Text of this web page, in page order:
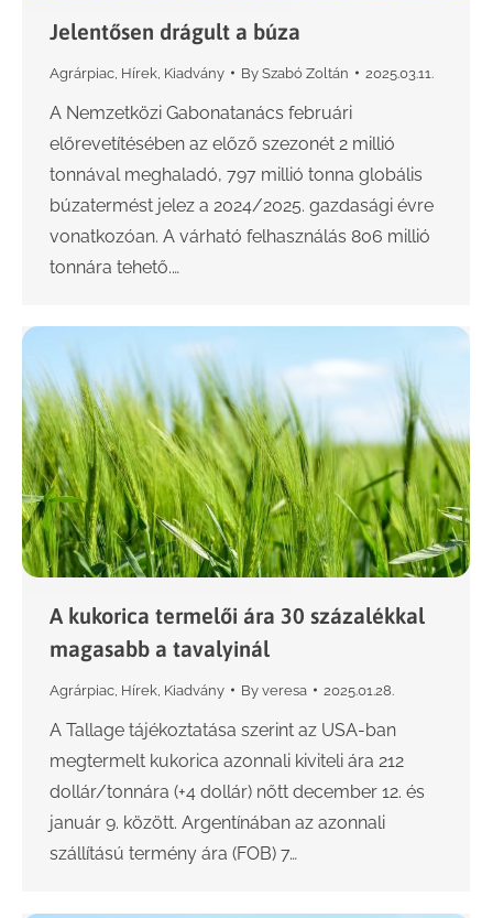
Jelentősen drágult a búza
Agrárpiac Hírek Kiadvány By Szabó Zoltán 2025.03.11.
A Nemzetközi Gabonatanács februári
előrevetítésében az előző szezonét 2 millió
tonnával meghaladó, 797 millió tonna globális
búzatermést jelez a 2024/2025. gazdasági évre
vonatkozóan. A várható felhasználás 806 millió
tonnára tehető.…
A kukorica termelői ára 30 százalékkal
magasabb a tavalyinál
Agrárpiac Hírek Kiadvány By veresa 2025.01.28.
A Tallage tájékoztatása szerint az USA-ban
megtermelt kukorica azonnali kiviteli ára 212
dollár/tonnára (+4 dollár) nőtt december 12. és
január 9. között. Argentínában az azonnali
szállítású termény ára (FOB) 7…